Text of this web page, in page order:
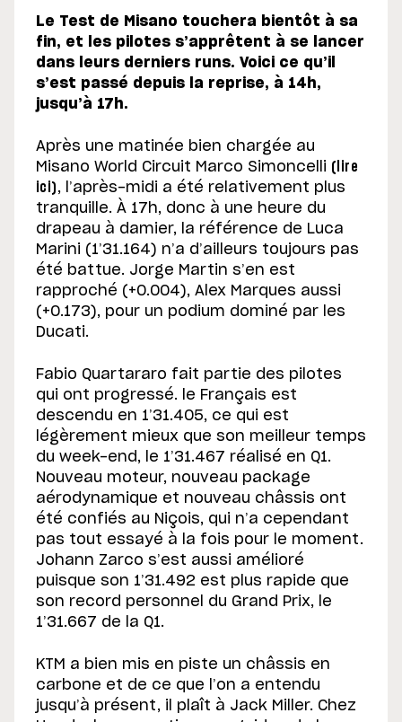
Le Test de Misano touchera bientôt à sa
fin, et les pilotes s’apprêtent à se lancer
dans leurs derniers runs. Voici ce qu’il
s’est passé depuis la reprise, à 14h,
jusqu’à 17h.
Après une matinée bien chargée au
Misano World Circuit Marco Simoncelli (lire
ici), l’après-midi a été relativement plus
tranquille. À 17h, donc à une heure du
drapeau à damier, la référence de Luca
Marini (1’31.164) n’a d’ailleurs toujours pas
été battue. Jorge Martin s’en est
rapproché (+0.004), Alex Marques aussi
(+0.173), pour un podium dominé par les
Ducati.
Fabio Quartararo fait partie des pilotes
qui ont progressé. le Français est
descendu en 1’31.405, ce qui est
légèrement mieux que son meilleur temps
du week-end, le 1’31.467 réalisé en Q1.
Nouveau moteur, nouveau package
aérodynamique et nouveau châssis ont
été confiés au Niçois, qui n’a cependant
pas tout essayé à la fois pour le moment.
Johann Zarco s’est aussi amélioré
puisque son 1’31.492 est plus rapide que
son record personnel du Grand Prix, le
1’31.667 de la Q1.
KTM a bien mis en piste un châssis en
carbone et de ce que l’on a entendu
jusqu’à présent, il plaît à Jack Miller. Chez